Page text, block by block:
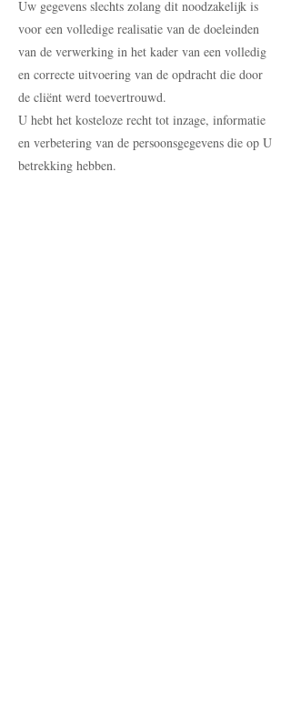
Uw gegevens slechts zolang dit noodzakelijk is
voor een volledige realisatie van de doeleinden
van de verwerking in het kader van een volledig
en correcte uitvoering van de opdracht die door
de cliënt werd toevertrouwd.
U hebt het kosteloze recht tot inzage, informatie
en verbetering van de persoonsgegevens die op U
betrekking hebben.